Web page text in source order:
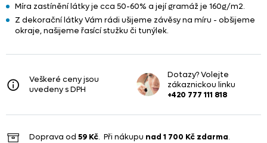
Míra zastínění látky je cca 50-60% a její gramáž je 160g/m2.
Z dekorační látky Vám rádi ušijeme závěsy na míru - obšijeme
okraje, našijeme řasící stužku či tunýlek.
Veškeré ceny jsou
uvedeny s DPH
Dotazy? Volejte
zákaznickou linku
+420 777 111 818
Doprava od 59 Kč. Při nákupu nad 1 700 Kč zdarma.